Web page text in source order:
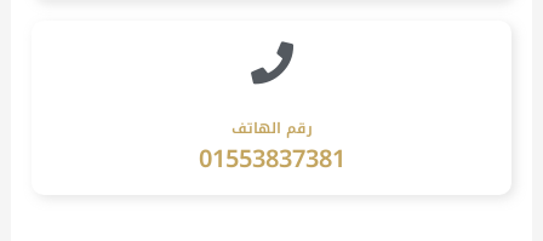
رقم الهاتف
01553837381